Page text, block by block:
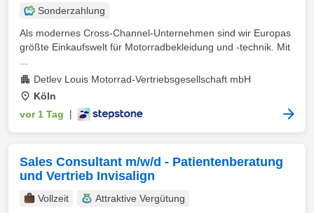
Sonderzahlung
Als modernes Cross-Channel-Unternehmen sind wir Europas
größte Einkaufswelt für Motorradbekleidung und -technik. Mit
Detlev Louis Motorrad-Vertriebsgesellschaft mbH
Köln
vor 1 Tag
Sales Consultant m/w/d - Patientenberatung
und Vertrieb Invisalign
Vollzeit
Attraktive Vergütung